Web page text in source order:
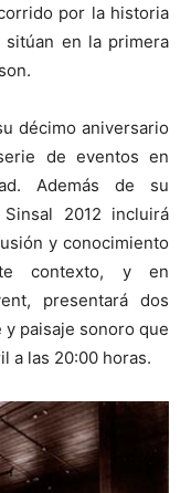
por la historia
en la primera
décimo aniversario
de eventos en
Además de su
2012 incluirá
y conocimiento
contexto, y en
presentará dos
paisaje sonoro que
a las 20:00 horas.